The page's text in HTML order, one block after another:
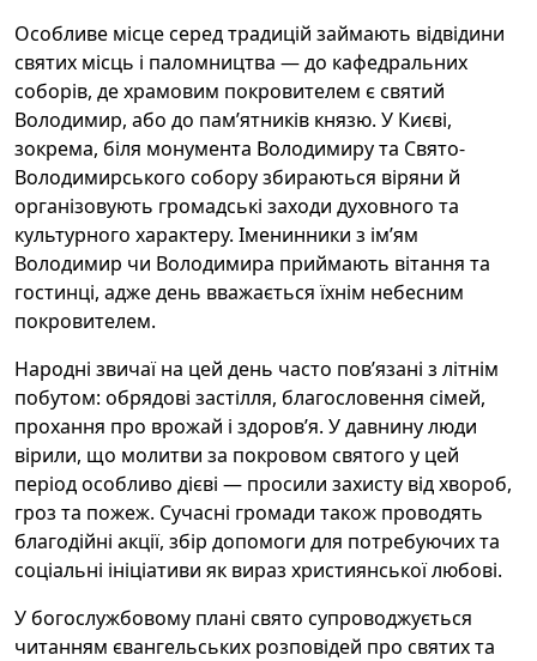
Особливе місце серед традицій займають відвідини
святих місць і паломництва — до кафедральних
соборів, де храмовим покровителем є святий
Володимир, або до пам’ятників князю. У Києві,
зокрема, біля монумента Володимиру та Свято-
Володимирського собору збираються віряни й
організовують громадські заходи духовного та
культурного характеру. Іменинники з ім’ям
Володимир чи Володимира приймають вітання та
гостинці, адже день вважається їхнім небесним
покровителем.
Народні звичаї на цей день часто пов’язані з літнім
побутом: обрядові застілля, благословення сімей,
прохання про врожай і здоров’я. У давнину люди
вірили, що молитви за покровом святого у цей
період особливо дієві — просили захисту від хвороб,
гроз та пожеж. Сучасні громади також проводять
благодійні акції, збір допомоги для потребуючих та
соціальні ініціативи як вираз християнської любові.
У богослужбовому плані свято супроводжується
читанням євангельських розповідей про святих та